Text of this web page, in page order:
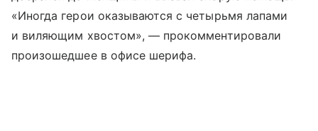
«Иногда герои оказываются с четырьмя лапами
и виляющим хвостом», — прокомментировали
произошедшее в офисе шерифа.